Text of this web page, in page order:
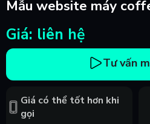
Mẫu website máy
Giá: liên hệ
Tư vấn
Giá có thể tốt hơn khi
gọi